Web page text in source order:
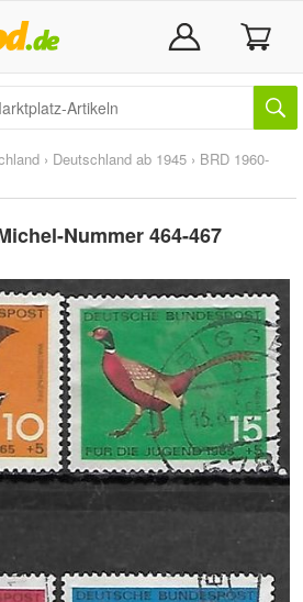
› Deutschland ab 1945 › BRD 1960-
Nummer 464-467